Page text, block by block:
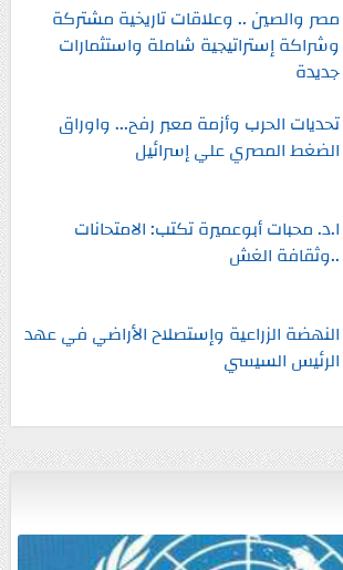
مصر والصين .. وعلاقات تاريخية مشتركة
وشراكة إستراتيجية شاملة واستثمارات
جديدة
تحديات الحرب وأزمة معبر رفح... واوراق
الضغط المصري علي إسرائيل
ا.د. محبات أبوعميرة تكتب: الامتحانات
..وثقافة الغش
النهضة الزراعية وإستصلاح الأراضي في عهد
الرئيس السيسي